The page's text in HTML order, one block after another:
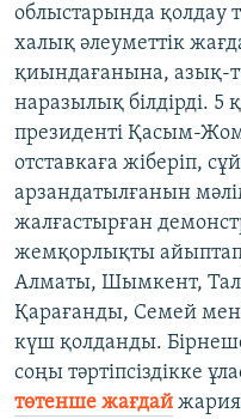
облыстарында
халық әлеуметтік
қиындағанына, азық-
наразылық білдірді. 5
президенті Қасым-
отставкаға жіберіп,
арзандатылғанын
жалғастырған
жемқорлықты айыптап,
Алматы, Шымкент,
Қарағанды, Семей мен
күш қолданды.
соңы тәртіпсіздікке
төтенше жағдай